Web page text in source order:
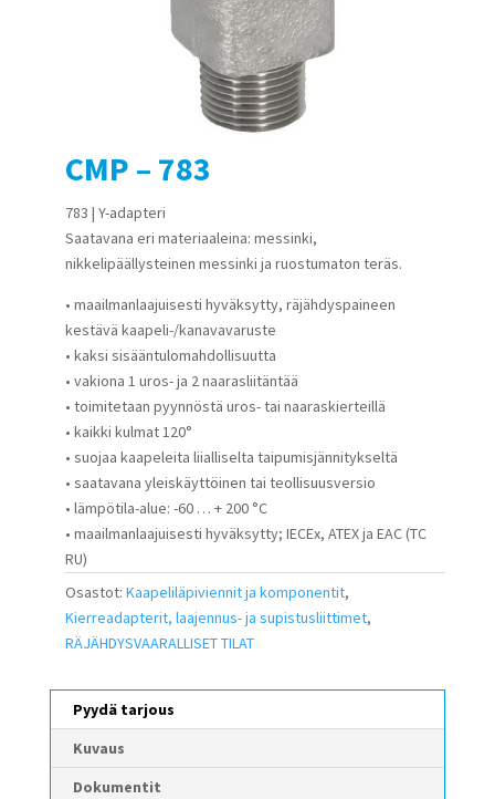
CMP – 783
783 | Y-adapteri
Saatavana eri materiaaleina: messinki,
nikkelipäällysteinen messinki ja ruostumaton teräs.
• maailmanlaajuisesti hyväksytty, räjähdyspaineen
kestävä kaapeli-/kanavavaruste
• kaksi sisääntulomahdollisuutta
• vakiona 1 uros- ja 2 naarasliitäntää
• toimitetaan pyynnöstä uros- tai naaraskierteillä
• kaikki kulmat 120°
• suojaa kaapeleita liialliselta taipumisjännitykseltä
• saatavana yleiskäyttöinen tai teollisuusversio
• lämpötila-alue: -60 … + 200 °C
• maailmanlaajuisesti hyväksytty; IECEx, ATEX ja EAC (TC
RU)
Osastot: Kaapeliläpiviennit ja komponentit,
Kierreadapterit, laajennus- ja supistusliittimet,
RÄJÄHDYSVAARALLISET TILAT
Pyydä tarjous
Kuvaus
Dokumentit